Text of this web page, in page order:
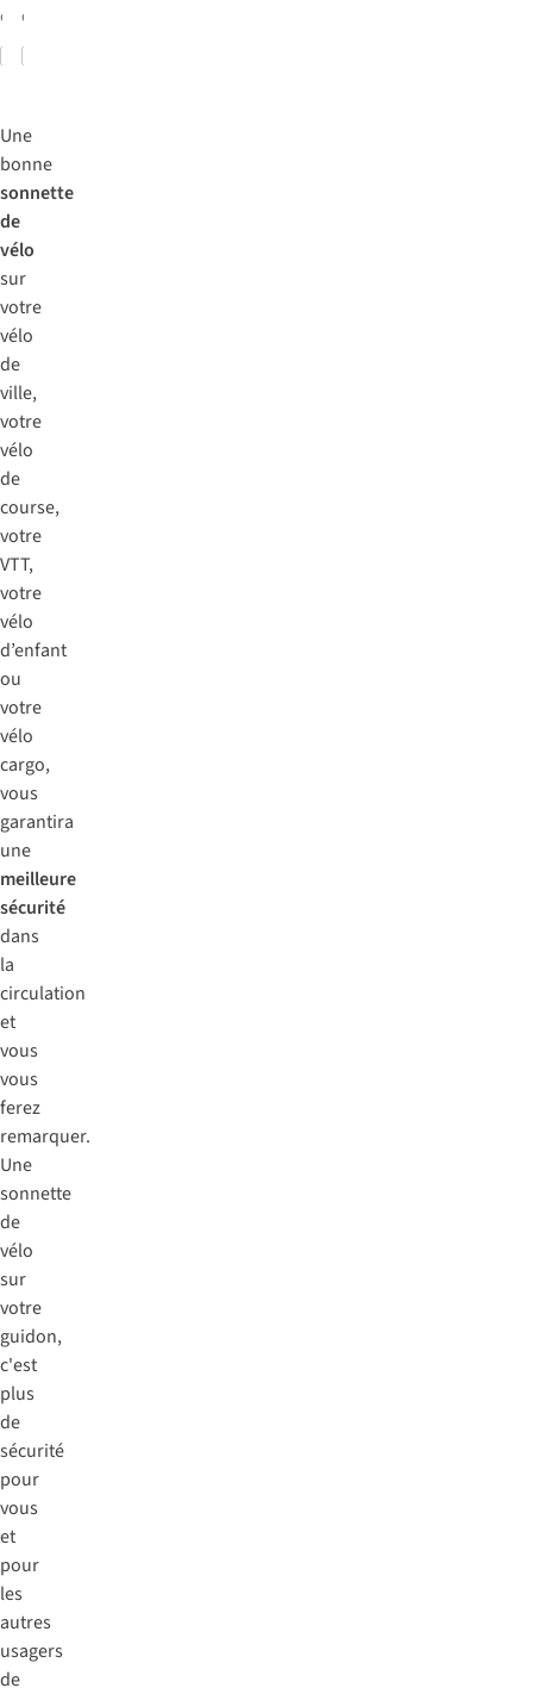
disponible
disponible
Une
bonne
sonnette
de
vélo
sur
votre
vélo
de
ville,
votre
vélo
de
course,
votre
VTT,
votre
vélo
d’enfant
ou
votre
vélo
cargo,
vous
garantira
une
meilleure
sécurité
dans
la
circulation
et
vous
vous
ferez
remarquer.
Une
sonnette
de
vélo
sur
votre
guidon,
c'est
plus
de
sécurité
pour
vous
et
pour
les
autres
usagers
de